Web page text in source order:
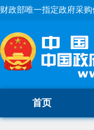
财政部唯一指定政府采
首页